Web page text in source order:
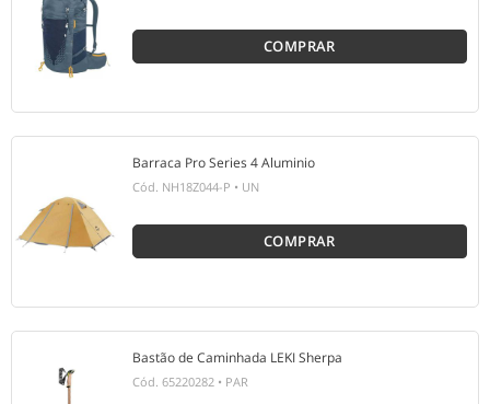
COMPRAR
Barraca Pro Series 4 Aluminio
Cód. NH18Z044-P • UN
COMPRAR
Bastão de Caminhada LEKI Sherpa
Cód. 65220282 • PAR